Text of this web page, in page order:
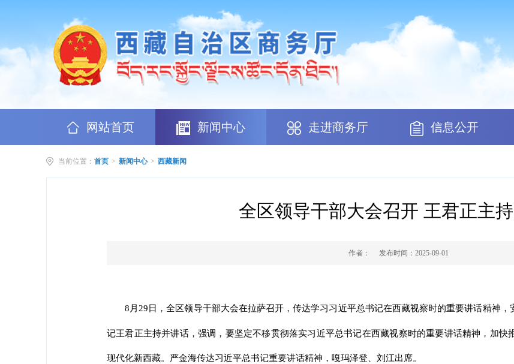
网站首页 新闻中心 走进商务厅 信息公开
当前位置： 首页 > 新闻中心 > 西藏新闻
全区领导干部大会召开 王君正主
作者： 发布时间： 2025-09-01
8月29日，全区领导干部大会在拉萨召开，传达学习习近平总书记在西藏视察时的重要讲话精神
记王君正主持并讲话，强调，要坚定不移贯彻落实习近平总书记在西藏视察时的重要讲话精神，加快
现代化新西藏。严金海传达习近平总书记重要讲话精神，嘎玛泽登、刘江出席。